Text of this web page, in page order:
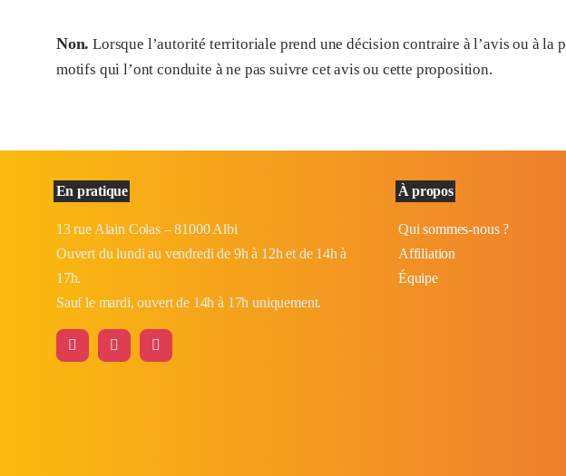
Non. Lorsque l’autorité territoriale prend une décision contraire à l’avis ou à
motifs qui l’ont conduite à ne pas suivre cet avis ou cette proposition.
En pratique
13 rue Alain Colas – 81000 Albi
Ouvert du lundi au vendredi de 9h à 12h et de 14h à
17h.
Sauf le mardi, ouvert de 14h à 17h uniquement.
À propos
Qui sommes-nous ?
Affiliation
Équipe